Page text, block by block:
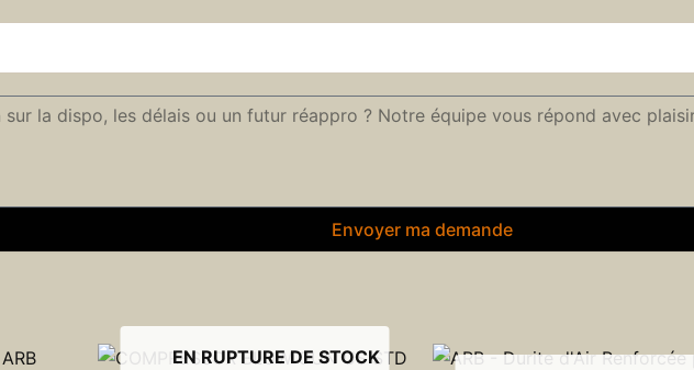
Envoyer ma demande
EN RUPTURE DE STOCK